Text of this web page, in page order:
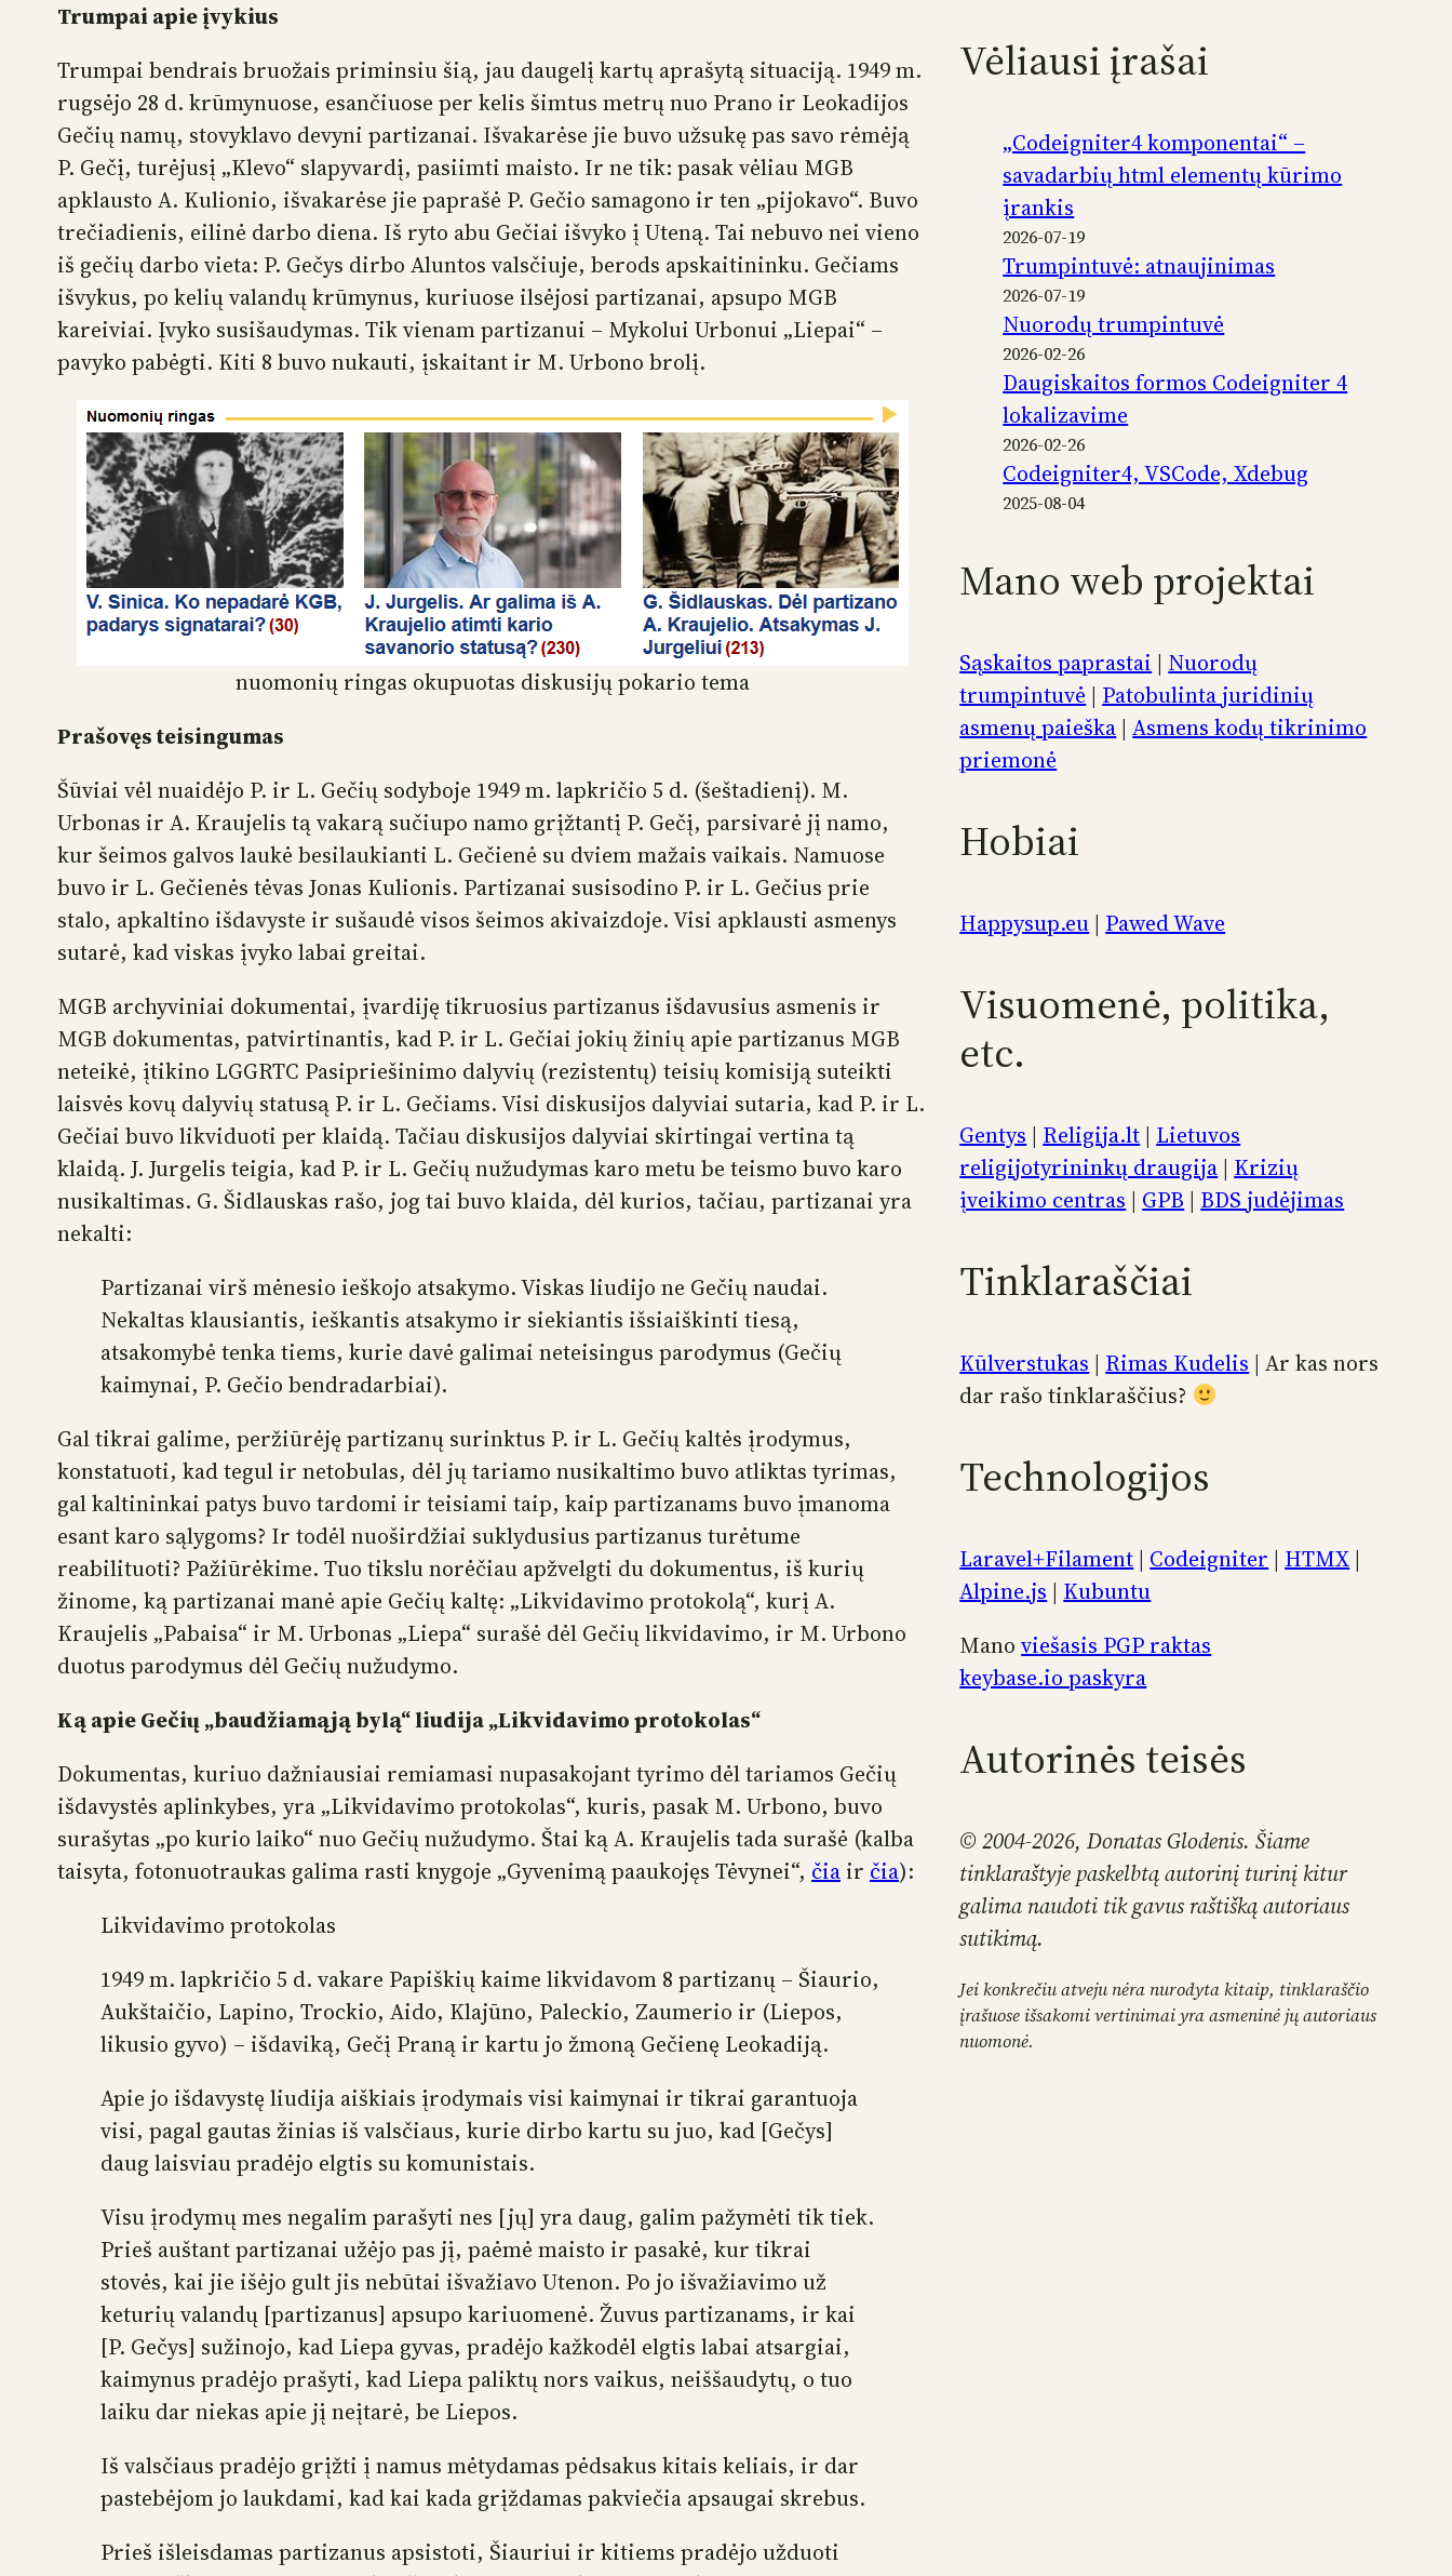
Trumpai apie įvykius
Trumpai bendrais bruožais priminsiu šią, jau daugelį kartų aprašytą situaciją. 1949 m.
rugsėjo 28 d. krūmynuose, esančiuose per kelis šimtus metrų nuo Prano ir Leokadijos
Gečių namų, stovyklavo devyni partizanai. Išvakarėse jie buvo užsukę pas savo rėmėją
P. Gečį, turėjusį „Klevo“ slapyvardį, pasiimti maisto. Ir ne tik: pasak vėliau MGB
apklausto A. Kulionio, išvakarėse jie paprašė P. Gečio samagono ir ten „pijokavo“. Buvo
trečiadienis, eilinė darbo diena. Iš ryto abu Gečiai išvyko į Uteną. Tai nebuvo nei vieno
iš gečių darbo vieta: P. Gečys dirbo Aluntos valsčiuje, berods apskaitininku. Gečiams
išvykus, po kelių valandų krūmynus, kuriuose ilsėjosi partizanai, apsupo MGB
kareiviai. Įvyko susišaudymas. Tik vienam partizanui – Mykolui Urbonui „Liepai“ –
pavyko pabėgti. Kiti 8 buvo nukauti, įskaitant ir M. Urbono brolį.
nuomonių ringas okupuotas diskusijų pokario tema
Prašovęs teisingumas
Šūviai vėl nuaidėjo P. ir L. Gečių sodyboje 1949 m. lapkričio 5 d. (šeštadienį). M.
Urbonas ir A. Kraujelis tą vakarą sučiupo namo grįžtantį P. Gečį, parsivarė jį namo,
kur šeimos galvos laukė besilaukianti L. Gečienė su dviem mažais vaikais. Namuose
buvo ir L. Gečienės tėvas Jonas Kulionis. Partizanai susisodino P. ir L. Gečius prie
stalo, apkaltino išdavyste ir sušaudė visos šeimos akivaizdoje. Visi apklausti asmenys
sutarė, kad viskas įvyko labai greitai.
MGB archyviniai dokumentai, įvardiję tikruosius partizanus išdavusius asmenis ir
MGB dokumentas, patvirtinantis, kad P. ir L. Gečiai jokių žinių apie partizanus MGB
neteikė, įtikino LGGRTC Pasipriešinimo dalyvių (rezistentų) teisių komisiją suteikti
laisvės kovų dalyvių statusą P. ir L. Gečiams. Visi diskusijos dalyviai sutaria, kad P. ir L.
Gečiai buvo likviduoti per klaidą. Tačiau diskusijos dalyviai skirtingai vertina tą
klaidą. J. Jurgelis teigia, kad P. ir L. Gečių nužudymas karo metu be teismo buvo karo
nusikaltimas. G. Šidlauskas rašo, jog tai buvo klaida, dėl kurios, tačiau, partizanai yra
nekalti:
Partizanai virš mėnesio ieškojo atsakymo. Viskas liudijo ne Gečių naudai.
Nekaltas klausiantis, ieškantis atsakymo ir siekiantis išsiaiškinti tiesą,
atsakomybė tenka tiems, kurie davė galimai neteisingus parodymus (Gečių
kaimynai, P. Gečio bendradarbiai).
Gal tikrai galime, peržiūrėję partizanų surinktus P. ir L. Gečių kaltės įrodymus,
konstatuoti, kad tegul ir netobulas, dėl jų tariamo nusikaltimo buvo atliktas tyrimas,
gal kaltininkai patys buvo tardomi ir teisiami taip, kaip partizanams buvo įmanoma
esant karo sąlygoms? Ir todėl nuoširdžiai suklydusius partizanus turėtume
reabilituoti? Pažiūrėkime. Tuo tikslu norėčiau apžvelgti du dokumentus, iš kurių
žinome, ką partizanai manė apie Gečių kaltę: „Likvidavimo protokolą“, kurį A.
Kraujelis „Pabaisa“ ir M. Urbonas „Liepa“ surašė dėl Gečių likvidavimo, ir M. Urbono
duotus parodymus dėl Gečių nužudymo.
Ką apie Gečių „baudžiamąją bylą“ liudija „Likvidavimo protokolas“
Dokumentas, kuriuo dažniausiai remiamasi nupasakojant tyrimo dėl tariamos Gečių
išdavystės aplinkybes, yra „Likvidavimo protokolas“, kuris, pasak M. Urbono, buvo
surašytas „po kurio laiko“ nuo Gečių nužudymo. Štai ką A. Kraujelis tada surašė (kalba
taisyta, fotonuotraukas galima rasti knygoje „Gyvenimą paaukojęs Tėvynei“, čia ir čia):
Likvidavimo protokolas
1949 m. lapkričio 5 d. vakare Papiškių kaime likvidavom 8 partizanų – Šiaurio,
Aukštaičio, Lapino, Trockio, Aido, Klajūno, Paleckio, Zaumerio ir (Liepos,
likusio gyvo) – išdaviką, Gečį Praną ir kartu jo žmoną Gečienę Leokadiją.
Apie jo išdavystę liudija aiškiais įrodymais visi kaimynai ir tikrai garantuoja
visi, pagal gautas žinias iš valsčiaus, kurie dirbo kartu su juo, kad [Gečys]
daug laisviau pradėjo elgtis su komunistais.
Visu įrodymų mes negalim parašyti nes [jų] yra daug, galim pažymėti tik tiek.
Prieš auštant partizanai užėjo pas jį, paėmė maisto ir pasakė, kur tikrai
stovės, kai jie išėjo gult jis nebūtai išvažiavo Utenon. Po jo išvažiavimo už
keturių valandų [partizanus] apsupo kariuomenė. Žuvus partizanams, ir kai
[P. Gečys] sužinojo, kad Liepa gyvas, pradėjo kažkodėl elgtis labai atsargiai,
kaimynus pradėjo prašyti, kad Liepa paliktų nors vaikus, neiššaudytų, o tuo
laiku dar niekas apie jį neįtarė, be Liepos.
Iš valsčiaus pradėjo grįžti į namus mėtydamas pėdsakus kitais keliais, ir dar
pastebėjom jo laukdami, kad kai kada grįždamas pakviečia apsaugai skrebus.
Prieš išleisdamas partizanus apsistoti, Šiauriui ir kitiems pradėjo užduoti
Vėliausi įrašai
„Codeigniter4 komponentai“ –
savadarbių html elementų kūrimo
įrankis
2026-07-19
Trumpintuvė: atnaujinimas
2026-07-19
Nuorodų trumpintuvė
2026-02-26
Daugiskaitos formos Codeigniter 4
lokalizavime
2026-02-26
Codeigniter4, VSCode, Xdebug
2025-08-04
Mano web projektai
Sąskaitos paprastai | Nuorodų
trumpintuvė | Patobulinta juridinių
asmenų paieška |Asmens kodų tikrinimo
priemonė
Hobiai
Happysup.eu | Pawed Wave
Visuomenė, politika,
etc.
Gentys | Religija.lt | Lietuvos
religijotyrininkų draugija | Krizių
įveikimo centras | GPB | BDS judėjimas
Tinklaraščiai
Kūlverstukas | Rimas Kudelis | Ar kas nors
dar rašo tinklaraščius?
Technologijos
Laravel+Filament | Codeigniter | HTMX |
Alpine.js | Kubuntu
Manoviešasis PGP raktas
keybase.io paskyra
Autorinės teisės
© 2004-2026, Donatas Glodenis. Šiame
tinklaraštyje paskelbtą autorinį turinį kitur
galima naudoti tik gavus raštišką autoriaus
sutikimą.
Jei konkrečiu atveju nėra nurodyta kitaip, tinklaraščio
įrašuose išsakomi vertinimai yra asmeninė jų autoriaus
nuomonė.